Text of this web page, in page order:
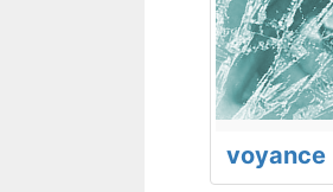
voyance